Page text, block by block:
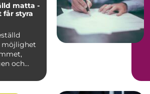
matta -
får styra
och